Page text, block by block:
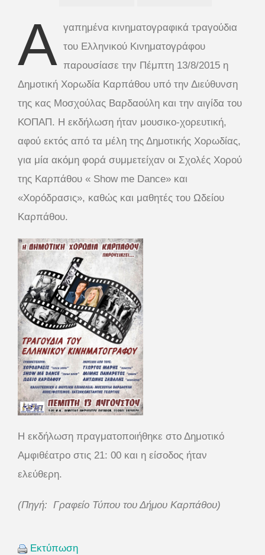
Α γαπημένα κινηματογραφικά τραγούδια
του Ελληνικού Κινηματογράφου
παρουσίασε την Πέμπτη 13/8/2015 η
Δημοτική Χορωδία Καρπάθου υπό την Διεύθυνση
της κας Μοσχούλας Βαρδαούλη και την αιγίδα του
ΚΟΠΑΠ. Η εκδήλωση ήταν μουσικο-χορευτική,
αφού εκτός από τα μέλη της Δημοτικής Χορωδίας,
για μία ακόμη φορά συμμετείχαν οι Σχολές Χορού
της Καρπάθου « Show me Dance» και
«Χορόδρασις», καθώς και μαθητές του Ωδείου
Καρπάθου.
Η εκδήλωση πραγματοποιήθηκε στο Δημοτικό
Αμφιθέατρο στις 21: 00 και η είσοδος ήταν
ελεύθερη.
(Πηγή: Γραφείο Τύπου του Δήμου Καρπάθου)
Εκτύπωση